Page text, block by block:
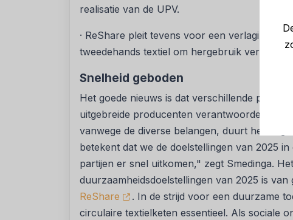
realisatie van de UPV.
· ReShare pleit tevens voor een verlaging
tweedehands textiel om hergebruik verder te
Snelheid geboden
Het goede nieuws is dat verschillende
uitgebreide producenten
vanwege de diverse belangen, duurt het nog
betekent dat we de doelstellingen van 2025
partijen er snel uitkomen," zegt Smedinga.
duurzaamheidsdoelstellingen van 2025 is
ReShare
. In de strijd voor een duurzame
circulaire textielketen essentieel. Als sociale